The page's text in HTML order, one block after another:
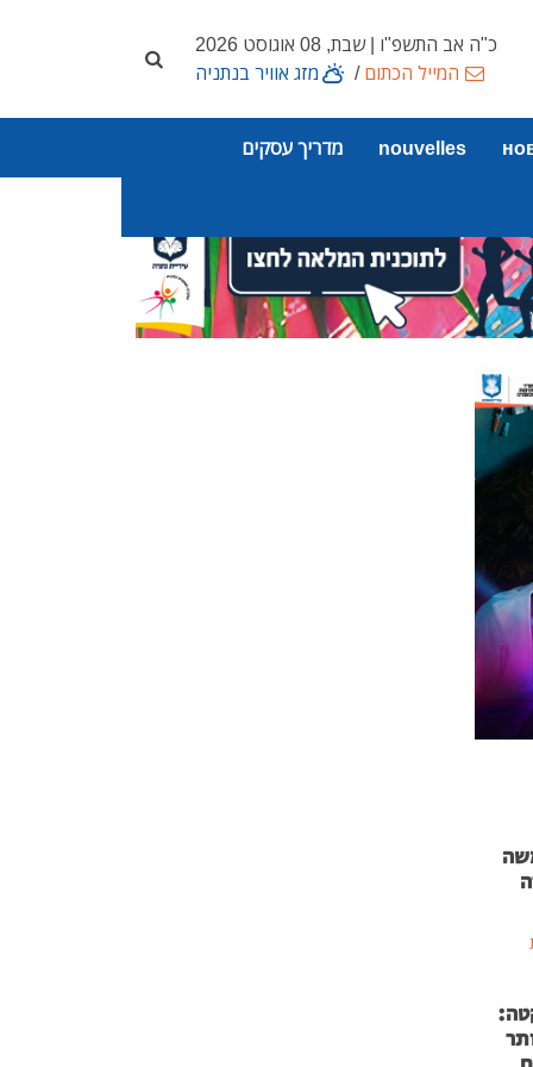
כ"ה אב התשפ"ו | שבת, 08 אוגוסט 2026
המייל הכתום/ מזג אוויר בנתניה
nouvelles מדריך עסקים
נמשה
אותר